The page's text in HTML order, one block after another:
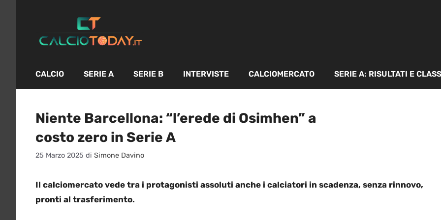
contenuto
CALCIO SERIE A SERIE B INTERVISTE CALCIOMERCATO SERIE A: RISULTATI E
Niente Barcellona: “l’erede di Osimhen” a
costo zero in Serie A
25 Marzo 2025 di Simone Davino
Il calciomercato vede tra i protagonisti assoluti anche i calciatori in scadenza, senza rinnovo,
pronti al trasferimento.